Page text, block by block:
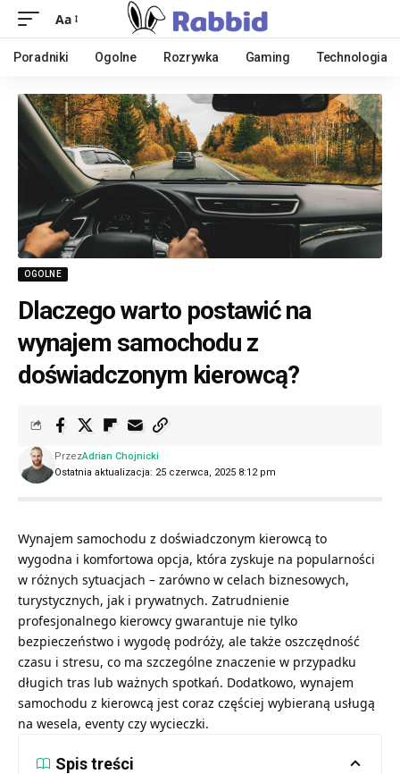
Aa
Poradniki Ogolne Rozrywka Gaming Technologia
OGOLNE
Dlaczego warto postawić na
wynajem samochodu z
doświadczonym kierowcą?
Ostatnia aktualizacja: 25 czerwca, 2025 8:12 pm
PrzezAdrian Chojnicki
Wynajem samochodu z doświadczonym kierowcą to
wygodna i komfortowa opcja, która zyskuje na popularności
w różnych sytuacjach – zarówno w celach biznesowych,
turystycznych, jak i prywatnych. Zatrudnienie
profesjonalnego kierowcy gwarantuje nie tylko
bezpieczeństwo i wygodę podróży, ale także oszczędność
czasu i stresu, co ma szczególne znaczenie w przypadku
długich tras lub ważnych spotkań. Dodatkowo, wynajem
samochodu z kierowcą jest coraz częściej wybieraną usługą
na wesela, eventy czy wycieczki.
Spis treści